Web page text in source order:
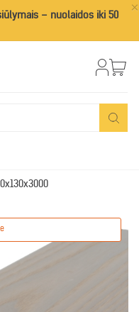
×
– nuolaidos iki 50